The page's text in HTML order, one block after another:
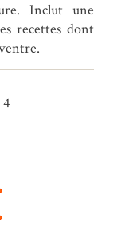
Inclut une
recettes dont